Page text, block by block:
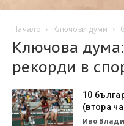
Начало Ключови думи
Ключова
рекорди в
10
(втора
Иво